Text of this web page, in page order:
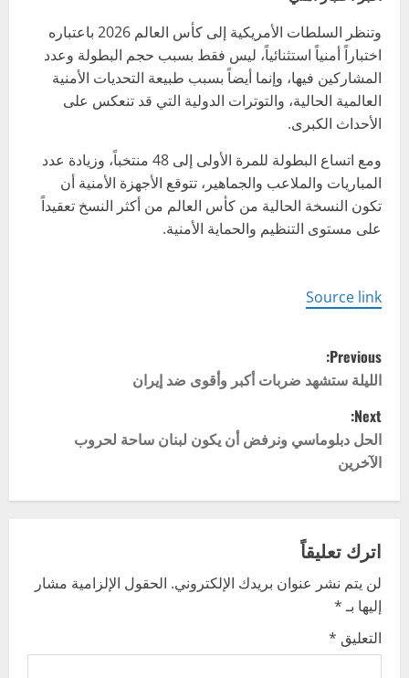
وتنظر السلطات الأمريكية إلى كأس العالم 2026 باعتباره
اختباراً أمنياً استثنائياً، ليس فقط بسبب حجم البطولة وعدد
المشاركين فيها، وإنما أيضاً بسبب طبيعة التحديات الأمنية
العالمية الحالية، والتوترات الدولية التي قد تنعكس على
الأحداث الكبرى.
ومع اتساع البطولة للمرة الأولى إلى 48 منتخباً، وزيادة عدد
المباريات والملاعب والجماهير، تتوقع الأجهزة الأمنية أن
تكون النسخة الحالية من كأس العالم من أكثر النسخ تعقيداً
على مستوى التنظيم والحماية الأمنية.
Source link
P
o
s
t
n
a
v
i
g
Previous:
الليلة ستشهد ضربات أكبر وأقوى ضد إيران
Next:
الحل دبلوماسي ونرفض أن يكون لبنان ساحة لحروب
الآخرين
اترك تعليقاً
لن يتم نشر عنوان بريدك الإلكتروني. الحقول الإلزامية مشار
إليها بـ*
التعليق *